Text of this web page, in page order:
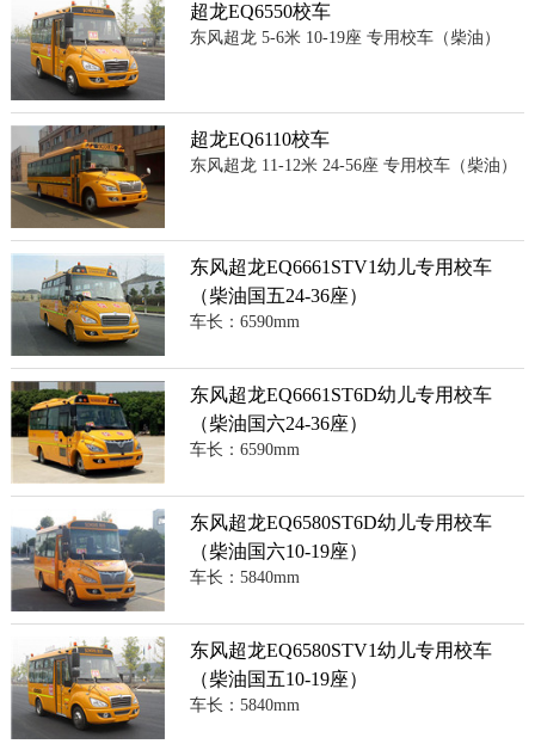
超龙EQ6550校车
东风超龙 5-6米 10-19座 专用校车（柴油）
超龙EQ6110校车
东风超龙 11-12米 24-56座 专用校车（柴油）
东风超龙EQ6661STV1幼儿专用校车
（柴油国五24-36座）
车长：6590mm
东风超龙EQ6661ST6D幼儿专用校车
（柴油国六24-36座）
车长：6590mm
东风超龙EQ6580ST6D幼儿专用校车
（柴油国六10-19座）
车长：5840mm
东风超龙EQ6580STV1幼儿专用校车
（柴油国五10-19座）
车长：5840mm